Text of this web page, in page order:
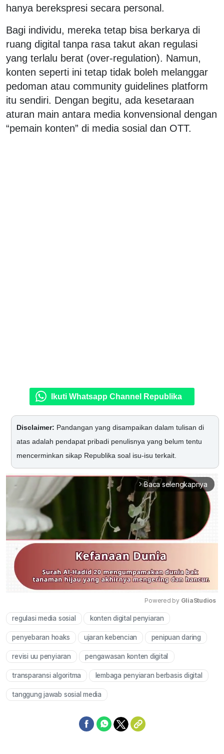
hanya berekspresi secara personal.
Bagi individu, mereka tetap bisa berkarya di
ruang digital tanpa rasa takut akan regulasi
yang terlalu berat (over-regulation). Namun,
konten seperti ini tetap tidak boleh melanggar
pedoman atau community guidelines platform
itu sendiri. Dengan begitu, ada kesetaraan
aturan main antara media konvensional dengan
“pemain konten” di media sosial dan OTT.
Ikuti Whatsapp Channel Republika
Disclaimer: Pandangan yang disampaikan dalam tulisan di
atas adalah pendapat pribadi penulisnya yang belum tentu
mencerminkan sikap Republika soal isu-isu terkait.
arrow_forward_ios Baca selengkapnya
Powered by GliaStudios
regulasi media sosial konten digital penyiaran
penyebaran hoaks ujaran kebencian penipuan daring
revisi uu penyiaran pengawasan konten digital
transparansi algoritma lembaga penyiaran berbasis digital
tanggung jawab sosial media